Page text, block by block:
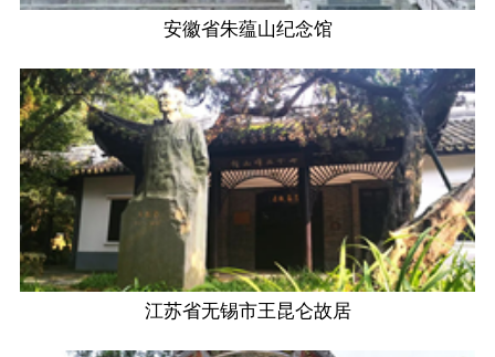
安徽省朱蕴山纪念馆
江苏省无锡市王昆仑故居